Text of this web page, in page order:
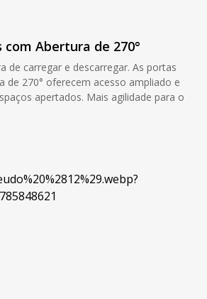
Abertura de 270°
de carregar e descarregar. As portas
de 270° oferecem acesso ampliado e
apertados. Mais agilidade para o